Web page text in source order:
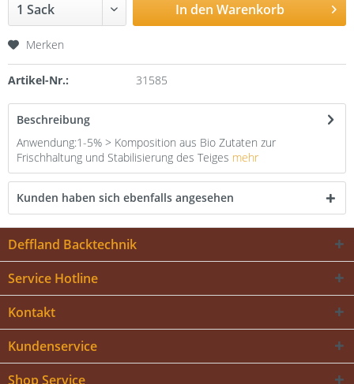
In den Warenkorb
Merken
Artikel-Nr.: 31585
Beschreibung
Anwendung:1-5% > Komposition aus Bio Zutaten zur
Frischhaltung und Stabilisierung des Teiges mehr
Kunden haben sich ebenfalls angesehen
Deffland Backtechnik
Service Hotline
Kontakt
Kundenservice
Shop Service